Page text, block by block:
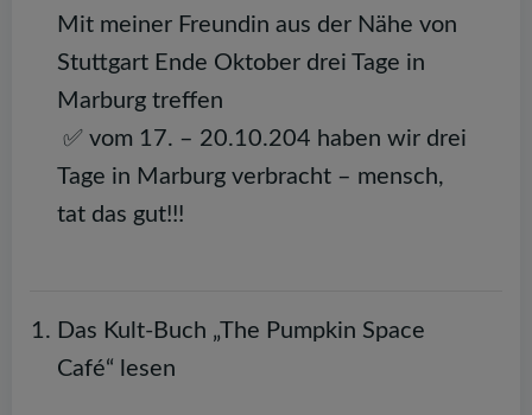
Mit meiner Freundin aus der Nähe von
Stuttgart Ende Oktober drei Tage in
Marburg treffen
✅ vom 17. – 20.10.204 haben wir drei
Tage in Marburg verbracht – mensch,
tat das gut!!!
Das Kult-Buch „The Pumpkin Space
Café“ lesen